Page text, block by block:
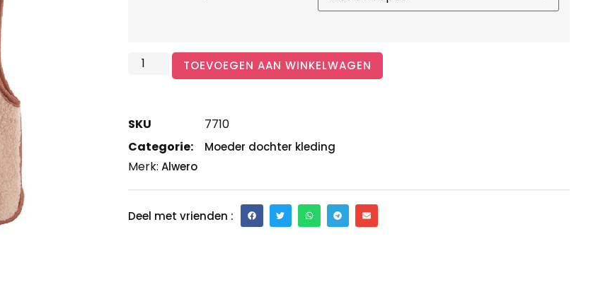
TOEVOEGEN AAN WINKELWAGEN
SKU
7710
Categorie:
Moeder dochter kleding
Merk: Alwero
Deel met vrienden :